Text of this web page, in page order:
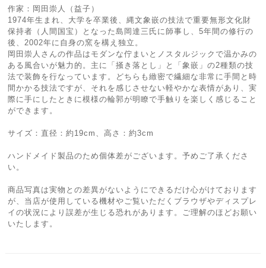
作家：岡田崇人（益子）
1974年生まれ、大学を卒業後、縄文象嵌の技法で重要無形文化財
保持者（人間国宝）となった島岡達三氏に師事し、5年間の修行の
後、2002年に自身の窯を構え独立。
岡田崇人さんの作品はモダンな佇まいとノスタルジックで温かみの
ある風合いが魅力的。主に「掻き落とし」と「象嵌」の2種類の技
法で装飾を行なっています。どちらも緻密で繊細な非常に手間と時
間かかる技法ですが、それを感じさせない軽やかな表情があり、実
際に手にしたときに模様の輪郭が明瞭で手触りを楽しく感じること
ができます。
サイズ：直径：約19cm、高さ：約3cm
ハンドメイド製品のため個体差がございます。予めご了承くださ
い。
商品写真は実物との差異がないようにできるだけ心がけております
が、当店が使用している機材やご覧いただくブラウザやディスプレ
イの状況により誤差が生じる恐れがあります。ご理解のほどお願い
いたします。